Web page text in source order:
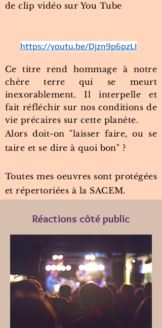
de clip vidéo sur You Tube
Ce titre rend hommage à notre
chère terre qui se meurt
inexorablement. Il interpelle et
fait réfléchir sur nos conditions de
vie précaires sur cette planète.
Alors doit-on "laisser faire, ou se
taire et se dire à quoi bon" ?
Toutes mes oeuvres sont protégées
et répertoriées à la SACEM.
https://youtu.be/Djzn9p6pzLI
Réactions côté public